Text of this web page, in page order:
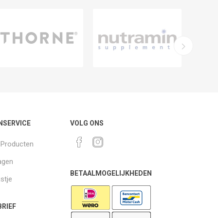
VOLG ONS
BETAALMOGELIJKHEDEN